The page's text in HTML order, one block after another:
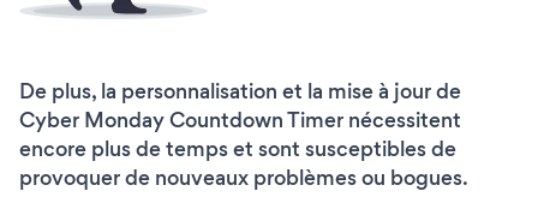
De plus, la personnalisation et la mise à jour de
Cyber Monday Countdown Timer nécessitent
encore plus de temps et sont susceptibles de
provoquer de nouveaux problèmes ou bogues.